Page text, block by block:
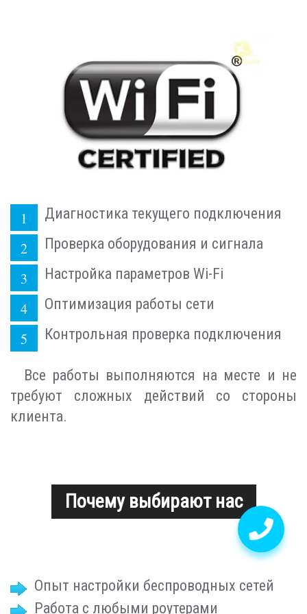
Диагностика текущего подключения
Проверка оборудования и сигнала
Настройка параметров Wi-Fi
Оптимизация работы сети
Контрольная проверка подключения
Все работы выполняются на месте и не
требуют сложных действий со стороны
клиента.
Почему выбирают нас
Опыт настройки беспроводных сетей
Работа с любыми роутерами